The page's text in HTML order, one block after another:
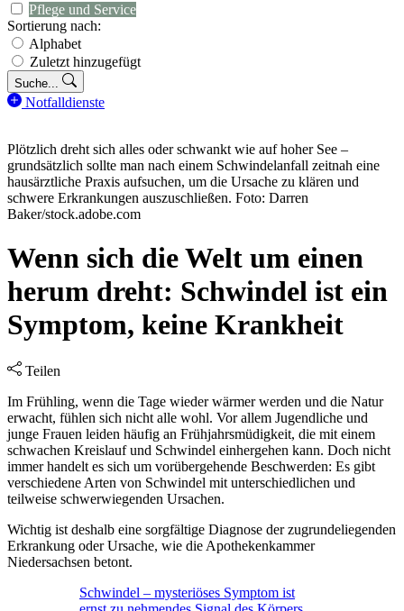
Pflege und Service
Sortierung nach:
Alphabet
Zuletzt hinzugefügt
Suche...
Notfalldienste
Plötzlich dreht sich alles oder schwankt wie auf hoher See –
grundsätzlich sollte man nach einem Schwindelanfall zeitnah eine
hausärztliche Praxis aufsuchen, um die Ursache zu klären und
schwere Erkrankungen auszuschließen. Foto: Darren
Baker/stock.adobe.com
Wenn sich die Welt um einen
herum dreht: Schwindel ist ein
Symptom, keine Krankheit
Teilen
Im Frühling, wenn die Tage wieder wärmer werden und die Natur
erwacht, fühlen sich nicht alle wohl. Vor allem Jugendliche und
junge Frauen leiden häufig an Frühjahrsmüdigkeit, die mit einem
schwachen Kreislauf und Schwindel einhergehen kann. Doch nicht
immer handelt es sich um vorübergehende Beschwerden: Es gibt
verschiedene Arten von Schwindel mit unterschiedlichen und
teilweise schwerwiegenden Ursachen.
Wichtig ist deshalb eine sorgfältige Diagnose der zugrundeliegenden
Erkrankung oder Ursache, wie die Apothekenkammer
Niedersachsen betont.
Schwindel – mysteriöses Symptom ist